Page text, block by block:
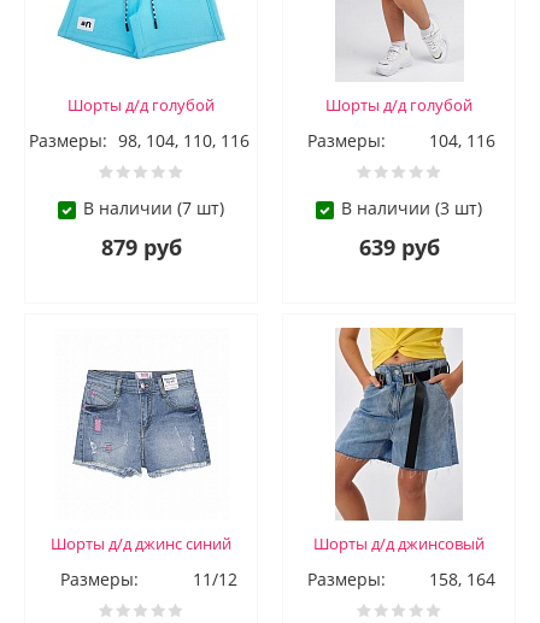
Шорты д/д голубой
Размеры: 98, 104, 110, 116
В наличии (7 шт)
879 руб
Шорты д/д голубой
Размеры: 104, 116
В наличии (3 шт)
639 руб
Шорты д/д джинс синий
Размеры: 11/12
Шорты д/д джинсовый
Размеры: 158, 164